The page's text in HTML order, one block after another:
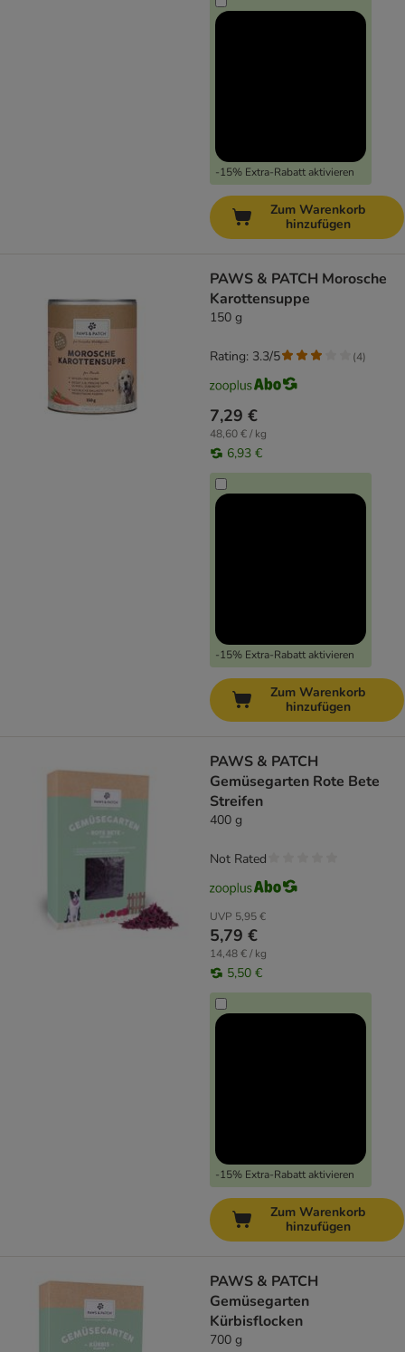
-15% Extra-Rabatt aktivieren
Zum Warenkorb
hinzufügen
PAWS & PATCH Morosche
Karottensuppe
150 g
7,29 €
48,60 € / kg
6,93 €
-15% Extra-Rabatt aktivieren
Rating: 3.3/5 (4)
Zum Warenkorb
hinzufügen
PAWS & PATCH
Gemüsegarten Rote Bete
Streifen
400 g
UVP 5,95 €
5,79 €
14,48 € / kg
5,50 €
-15% Extra-Rabatt aktivieren
Not Rated
Zum Warenkorb
hinzufügen
PAWS & PATCH
Gemüsegarten
Kürbisflocken
700 g